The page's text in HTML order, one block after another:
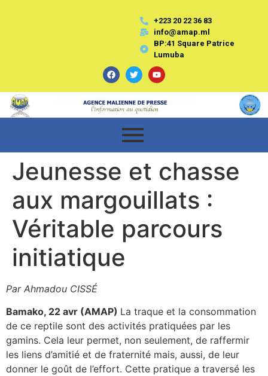
+223 20 22 36 83
info@amap.ml
BP:41 Square Patrice
Lumuba
Jeunesse et chasse
aux margouillats :
Véritable parcours
initiatique
Par Ahmadou CISSÉ
Bamako, 22 avr (AMAP) La traque et la consommation
de ce reptile sont des activités pratiquées par les
gamins. Cela leur permet, non seulement, de raffermir
les liens d’amitié et de fraternité mais, aussi, de leur
donner le goût de l’effort. Cette pratique a traversé les